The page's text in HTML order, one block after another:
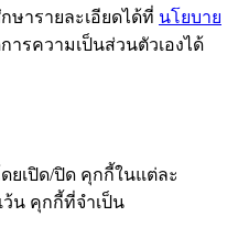
ารายละเอียดได้ที่ นโยบาย
ารความเป็นส่วนตัวเองได้
ยเปิด/ปิด คุกกี้ในแต่ละ
ว้น คุกกี้ที่จำเป็น